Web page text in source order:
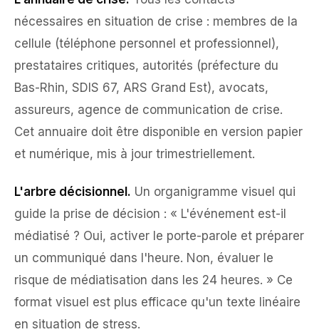
nécessaires en situation de crise : membres de la
cellule (téléphone personnel et professionnel),
prestataires critiques, autorités (préfecture du
Bas-Rhin, SDIS 67, ARS Grand Est), avocats,
assureurs, agence de communication de crise.
Cet annuaire doit être disponible en version papier
et numérique, mis à jour trimestriellement.
L'arbre décisionnel. Un organigramme visuel qui
guide la prise de décision : « L'événement est-il
médiatisé ? Oui, activer le porte-parole et préparer
un communiqué dans l'heure. Non, évaluer le
risque de médiatisation dans les 24 heures. » Ce
format visuel est plus efficace qu'un texte linéaire
en situation de stress.